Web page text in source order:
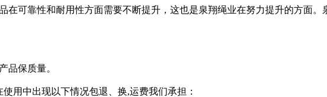
在可靠性和耐用性方面需要不断提升，这也是泉翔绳业在努力提升的方面
品保质量。
用中出现以下情况包退、换,运费我们承担：